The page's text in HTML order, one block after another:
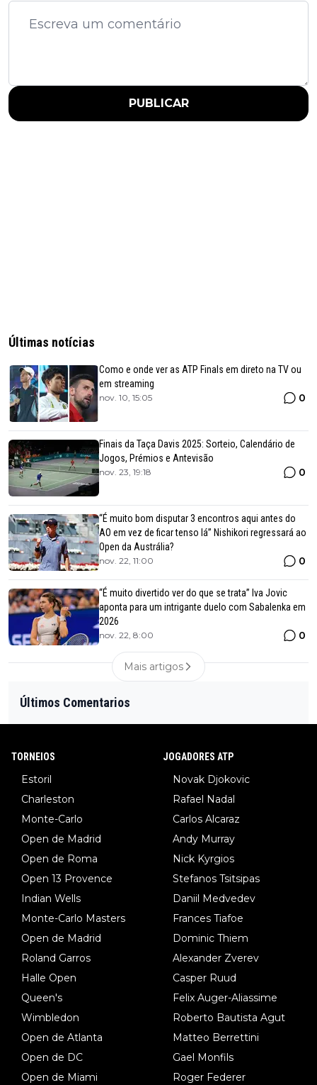
PUBLICAR
Últimas notícias
Como e onde ver as ATP Finals em direto na TV ou
em streaming
nov. 10, 15:05 0
Finais da Taça Davis 2025: Sorteio, Calendário de
Jogos, Prémios e Antevisão
nov. 23, 19:18 0
“É muito bom disputar 3 encontros aqui antes do
AO em vez de ficar tenso lá” Nishikori regressará ao
Open da Austrália?
nov. 22, 11:00 0
“É muito divertido ver do que se trata” Iva Jovic
aponta para um intrigante duelo com Sabalenka em
2026
nov. 22, 8:00 0
Mais artigos
Últimos Comentarios
TORNEIOS
Estoril
Charleston
Monte-Carlo
Open de Madrid
Open de Roma
Open 13 Provence
Indian Wells
Monte-Carlo Masters
Open de Madrid
Roland Garros
Halle Open
Queen's
Wimbledon
Open de Atlanta
Open de DC
Open de Miami
JOGADORES ATP
Novak Djokovic
Rafael Nadal
Carlos Alcaraz
Andy Murray
Nick Kyrgios
Stefanos Tsitsipas
Daniil Medvedev
Frances Tiafoe
Dominic Thiem
Alexander Zverev
Casper Ruud
Felix Auger-Aliassime
Roberto Bautista Agut
Matteo Berrettini
Gael Monfils
Roger Federer